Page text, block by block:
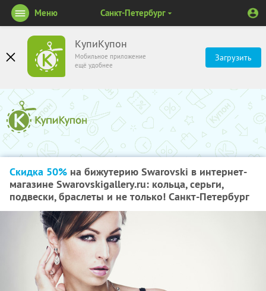
КупиКупон
Мобильное приложение
ещё удобнее
Загрузить
Меню Санкт-Петербург
Скидка 50% на бижутерию Swarovski в интернет-
магазине Swarovskigallery.ru: кольца, серьги,
подвески, браслеты и не только! Санкт-Петербург